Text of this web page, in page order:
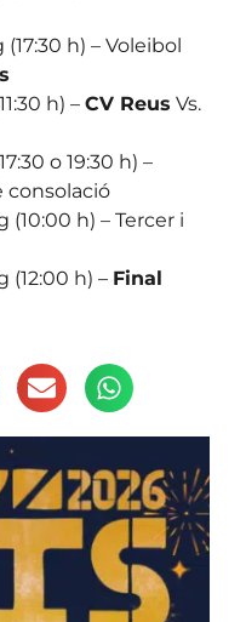
h) – Voleibol
h) – CV Reus Vs.
o 19:30 h) –
consolació
h) – Tercer i
(12:00 h) – Final